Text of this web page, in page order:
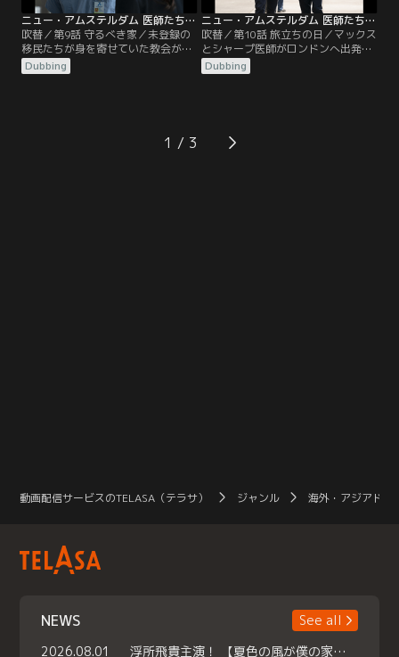
ニュー・アムステルダム 医師たちのカルテ シーズン4 第09話／吹替
吹替／第9話 守るべき家／未登録の
移民たちが身を寄せていた教会が火
事で焼失し、マックスは彼らを助け
るために思い切った手段に出る。シ
惑。ブラントリーはフエンテス医師
がもたらす状況を正す方策を考え
Dubbing
ニュー・アムステルダム 医師たちのカルテ シーズン4 第10話／吹替
吹替／第10話 旅立ちの日／マックス
とシャープ医師がロンドンへ出発し
ようとした時、病院で恐ろしい耐性
菌が広まり2人は院内へ戻る。レイ
親が現実と向き合うのを助ける。
Dubbing
1
動画配信サービスのTELASA（テラサ） ジャンル 海外・アジアドラ
NEWS
See all
2026.08.01
浮所飛貴主演！ 【夏色の風が僕の家にやってきた】 本日よりテラサで独占配信スタート！